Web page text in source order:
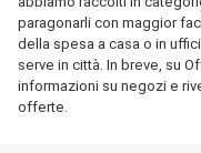
paragonarli con maggior
della spesa a casa o in
serve in città. In breve, su
informazioni su negozi e
offerte.